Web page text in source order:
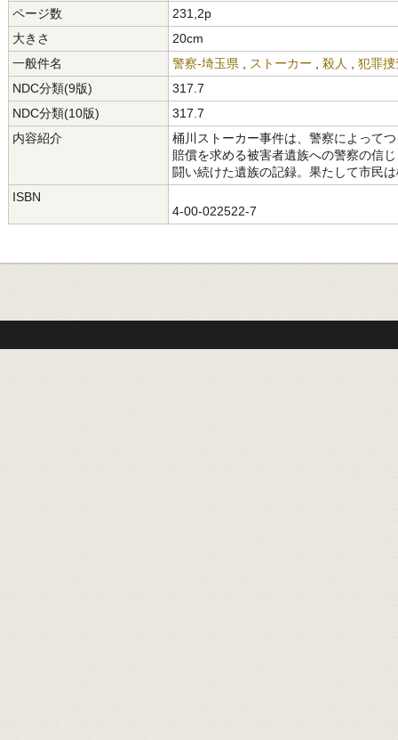
ページ数
231,2p
大きさ
20cm
一般件名
警察-埼玉県 ストーカー 殺人
犯罪捜
NDC分類(9版)
317.7
NDC分類(10版)
317.7
内容紹介
桶川ストーカー事件は、警察によって
賠償を求める被害者遺族への警察の信
闘い続けた遺族の記録。果たして市民
ISBN
4-00-022522-7